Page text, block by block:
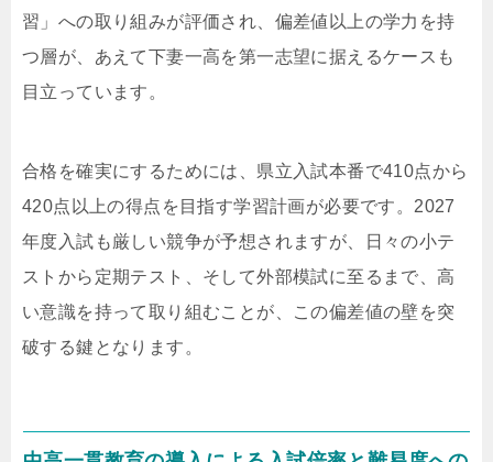
習」への取り組みが評価され、偏差値以上の学力を持
つ層が、あえて下妻一高を第一志望に据えるケースも
目立っています。
合格を確実にするためには、県立入試本番で410点から
420点以上の得点を目指す学習計画が必要です。2027
年度入試も厳しい競争が予想されますが、日々の小テ
ストから定期テスト、そして外部模試に至るまで、高
い意識を持って取り組むことが、この偏差値の壁を突
破する鍵となります。